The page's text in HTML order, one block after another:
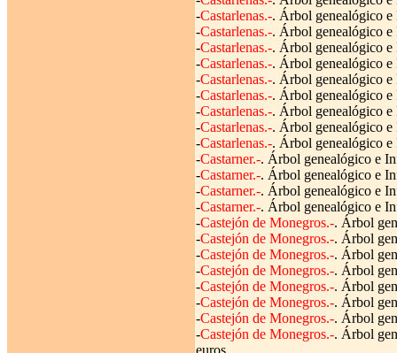
-Castarlenas.-. Árbol genealógico
-Castarlenas.-. Árbol genealógico
-Castarlenas.-. Árbol genealógico
-Castarlenas.-. Árbol genealógico
-Castarlenas.-. Árbol genealógico
-Castarlenas.-. Árbol genealógico
-Castarlenas.-. Árbol genealógico
-Castarlenas.-. Árbol genealógico
-Castarlenas.-. Árbol genealógico
-Castarner.-. Árbol genealógico e
-Castarner.-. Árbol genealógico e
-Castarner.-. Árbol genealógico e
-Castarner.-. Árbol genealógico e
-Castejón de Monegros.-. Árbol
-Castejón de Monegros.-. Árbol
-Castejón de Monegros.-. Árbol
-Castejón de Monegros.-. Árbol
-Castejón de Monegros.-. Árbol
-Castejón de Monegros.-. Árbol
-Castejón de Monegros.-. Árbol
-Castejón de Monegros.-. Árbol
euros.